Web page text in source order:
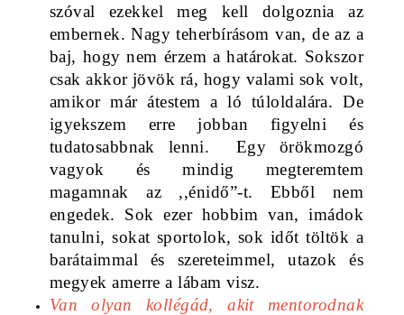
szóval ezekkel meg kell dolgoznia az
embernek. Nagy teherbírásom van, de az a
baj, hogy nem érzem a határokat. Sokszor
csak akkor jövök rá, hogy valami sok volt,
amikor már átestem a ló túloldalára. De
igyekszem erre jobban figyelni és
tudatosabbnak lenni.  Egy örökmozgó
vagyok és mindig megteremtem
magamnak az ,,énidő”-t. Ebből nem
engedek. Sok ezer hobbim van, imádok
tanulni, sokat sportolok, sok időt töltök a
barátaimmal és szereteimmel, utazok és
megyek amerre a lábam visz.
Van olyan kollégád, akit mentorodnak